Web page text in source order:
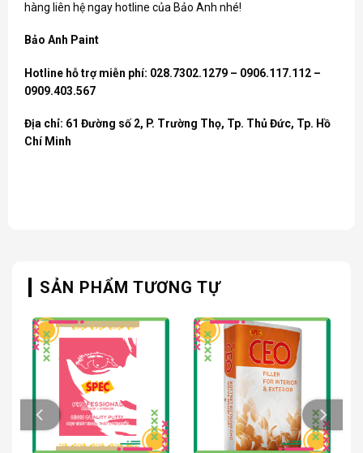
hàng liên hệ ngay hotline của Bảo Anh nhé!
Bảo Anh Paint
Hotline hỗ trợ miễn phí: 028.7302.1279 – 0906.117.112 –
0909.403.567
Địa chỉ: 61 Đường số 2, P. Trường Thọ, Tp. Thủ Đức, Tp. Hồ
Chí Minh
SẢN PHẨM TƯƠNG TỰ